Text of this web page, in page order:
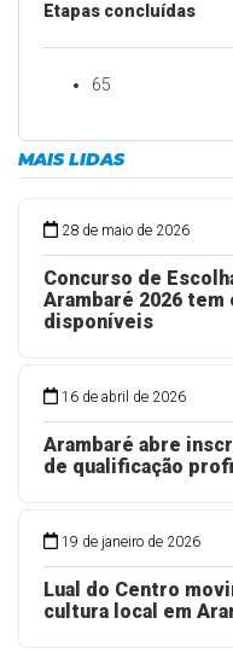
Etapas concluídas
65
MAIS LIDAS
28 de maio de 2026
Concurso de
Arambaré 2026
disponíveis
16 de abril de 2026
Arambaré abre
de qualificação
19 de janeiro de 2026
Lual do Centro
cultura local em